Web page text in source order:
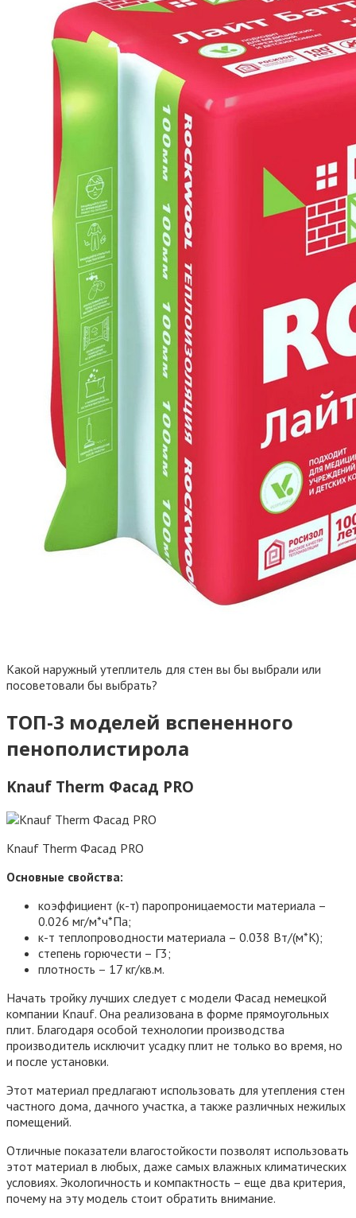
Какой наружный утеплитель для стен вы бы выбрали или
посоветовали бы выбрать?
ТОП-3 моделей вспененного
пенополистирола
Knauf Therm Фасад PRO
Knauf Therm Фасад PRO
Основные свойства:
коэффициент (к-т) паропроницаемости материала –
0.026 мг/м*ч*Па;
к-т теплопроводности материала – 0.038 Вт/(м*К);
степень горючести – Г3;
плотность – 17 кг/кв.м.
Начать тройку лучших следует с модели Фасад немецкой
компании Knauf. Она реализована в форме прямоугольных
плит. Благодаря особой технологии производства
производитель исключит усадку плит не только во время, но
и после установки.
Этот материал предлагают использовать для утепления стен
частного дома, дачного участка, а также различных нежилых
помещений.
Отличные показатели влагостойкости позволят использовать
этот материал в любых, даже самых влажных климатических
условиях. Экологичность и компактность – еще два критерия,
почему на эту модель стоит обратить внимание.